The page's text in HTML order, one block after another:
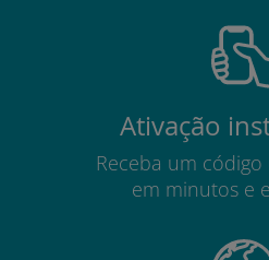
Ativação
Receba um
em minutos e